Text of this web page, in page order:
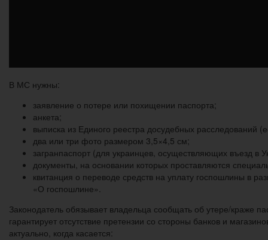
В МС нужны:
заявление о потере или похищении паспорта;
анкета;
выписка из Единого реестра досудебных расследований
два или три фото размером 3,5×4,5 см;
загранпаспорт (для украинцев, осуществляющих въезд в
документы, на основании которых проставляются
квитанция о переводе средств на уплату госпошлины в
«О госпошлине».
Законодатель обязывает владельца сообщать об утере/краже
гарантирует отсутствие претензии со стороны банков и
актуально, когда касается: